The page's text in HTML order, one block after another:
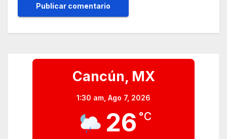
Cancún, MX
1:30 am, Ago 7, 2026
26 °C